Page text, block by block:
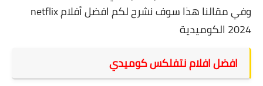
وفي مقالنا هذا سوف نشرح لكم افضل أفلام netflix
2024 الكوميدية
افضل افلام نتفلكس كوميدي